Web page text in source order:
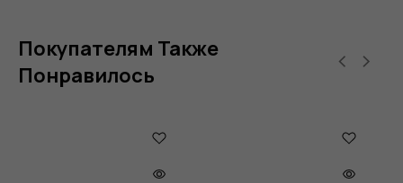
Покупателям Также
Понравилось